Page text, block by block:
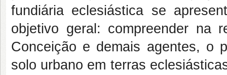
fundiária eclesiástica se
objetivo geral: compreender na
Conceição e demais agentes, o
solo urbano em terras